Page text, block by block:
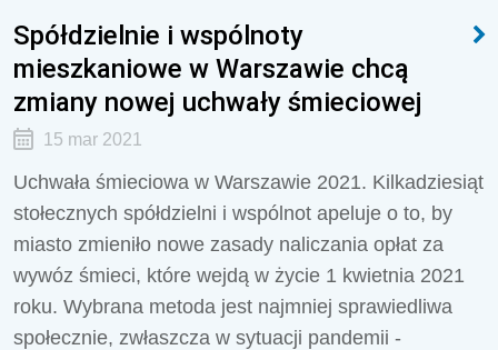
Spółdzielnie i wspólnoty
mieszkaniowe w Warszawie chcą
zmiany nowej uchwały śmieciowej
15 mar 2021
Uchwała śmieciowa w Warszawie 2021. Kilkadziesiąt
stołecznych spółdzielni i wspólnot apeluje o to, by
miasto zmieniło nowe zasady naliczania opłat za
wywóz śmieci, które wejdą w życie 1 kwietnia 2021
roku. Wybrana metoda jest najmniej sprawiedliwa
społecznie, zwłaszcza w sytuacji pandemii -